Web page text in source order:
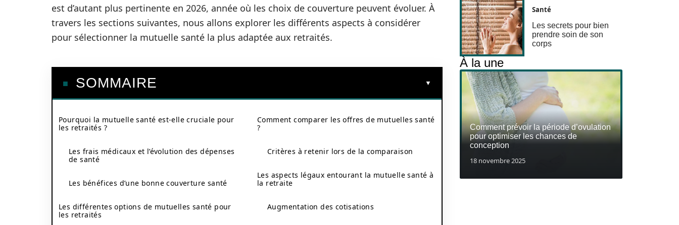
est d’autant plus pertinente en 2026, année où les choix de couverture peuvent évoluer. À
travers les sections suivantes, nous allons explorer les différents aspects à considérer
pour sélectionner la mutuelle santé la plus adaptée aux retraités.
SOMMAIRE
Pourquoi la mutuelle santé est-elle cruciale pour
les retraités ?
Les frais médicaux et l’évolution des dépenses
de santé
Les bénéfices d’une bonne couverture santé
Les différentes options de mutuelles santé pour
les retraités
Comment comparer les offres de mutuelles santé
?
Critères à retenir lors de la comparaison
Les aspects légaux entourant la mutuelle santé à
la retraite
Augmentation des cotisations
Santé
Les secrets pour bien
prendre soin de son
corps
À la une
Comment prévoir la période d’ovulation
pour optimiser les chances de
conception
18 novembre 2025